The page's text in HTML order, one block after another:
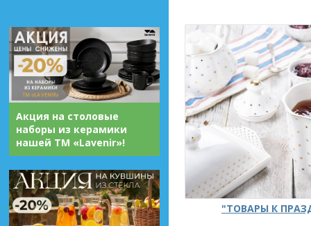
Акция на столовые
наборы из керамики
нашей ТМ «Lavenir»!
"ТОВАРЫ К